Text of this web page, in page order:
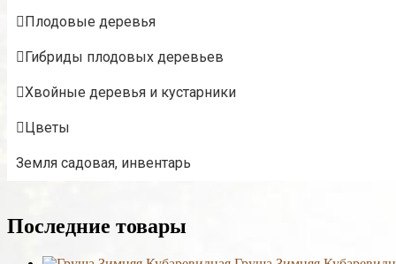
Плодовые деревья
Гибриды плодовых деревьев
Хвойные деревья и кустарники
Цветы
Земля садовая, инвентарь
Последние товары